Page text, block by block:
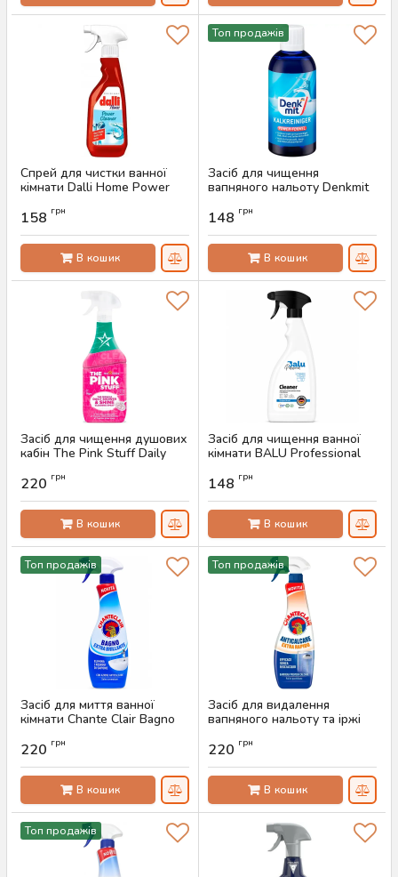
Спрей для чистки ванної
кімнати Dalli Home Power
Артикул:
158 грн
В кошик
Топ продажів
Засіб для чищення
вапняного нальоту Denkmit
Артикул:
148 грн
В кошик
Засіб для чищення душових
кабін The Pink Stuff Daily
Артикул:
220 грн
В кошик
Засіб для чищення ванної
кімнати BALU Professional
Артикул:
148 грн
В кошик
Топ продажів
Засіб для миття ванної
кімнати Chante Clair Bagno
Артикул:
220 грн
В кошик
Топ продажів
Засіб для видалення
вапняного нальоту та іржі
Rapido, 625 мл
Артикул:AS-00060
220 грн
В кошик
Топ продажів